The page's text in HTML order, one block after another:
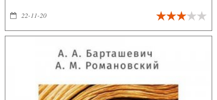
всему тому, что упростит вам жизнь.
22-11-20